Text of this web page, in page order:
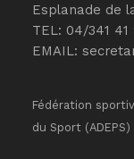
Esplanade de
TEL: 04/341 41
EMAIL:
Fédération
du Sport